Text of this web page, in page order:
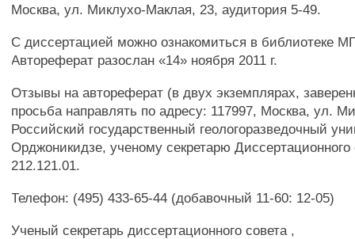
Москва, ул. Миклухо-Маклая, 23, аудитория 5-49.
С диссертацией можно ознакомиться в библиотеке
Автореферат разослан «14» ноября 2011 г.
Отзывы на автореферат (в двух экземплярах,
просьба направлять по адресу: 117997, Москва, ул.
Российский государственный геологоразведочный
Орджоникидзе, ученому секретарю
212.121.01.
Телефон: (495) 433-65-44 (добавочный 11-60: 12-05)
Ученый секретарь диссертационного совета ,